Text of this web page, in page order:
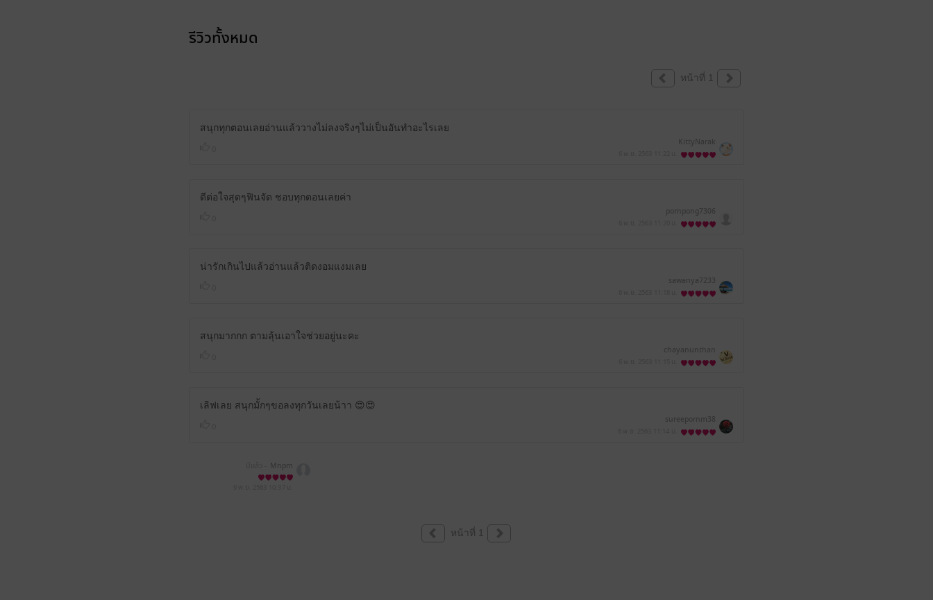
รีวิวทั้งหมด
หน้าที่ 1
สนุกทุกตอนเลยอ่านแล้ววางไม่ลงจริงๆไม่เป็นอันทำอะไรเลย
KittyNarak
ดีต่อใจสุดๆฟินจัด ชอบทุกตอนเลยค่า
pornpong7306
น่ารักเกินไปแล้วอ่านแล้วติดงอมแงมเลย
sawanya7233
สนุกมากกก ตามลุ้นเอาใจช่วยอยู่นะคะ
chayanunthan
เลิฟเลย สนุกมั้กๆขอลงทุกวันเลยน้าา 😍😍
sureepornm38
Mnpm
หน้าที่ 1